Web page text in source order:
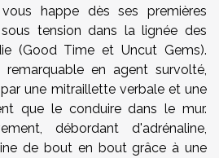
happe dès ses premières
tension dans la lignée des
(Good Time et Uncut Gems).
en agent survolté,
une mitraillette verbale et une
que le conduire dans le mur.
débordant d'adrénaline,
de bout en bout grâce à une